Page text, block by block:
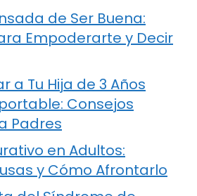
de Ser Buena:
Empoderarte y Decir
a Tu Hija de 3 Años
Consejos
Padres
en Adultos:
y Cómo Afrontarlo